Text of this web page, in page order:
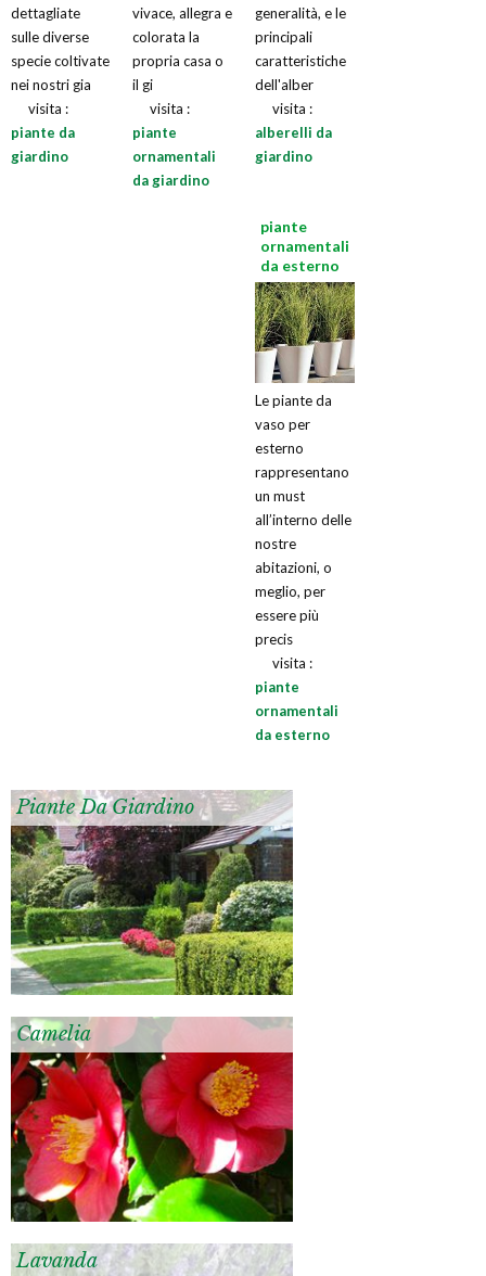
dettagliate
sulle diverse
specie coltivate
nei nostri gia
visita :
piante da
giardino
vivace, allegra e
colorata la
propria casa o
il gi
visita :
piante
ornamentali
da giardino
generalità, e le
principali
caratteristiche
dell'alber
visita :
alberelli da
giardino
piante
ornamentali
da esterno
Le piante da
vaso per
esterno
rappresentano
un must
all’interno delle
nostre
abitazioni, o
meglio, per
essere più
precis
visita :
piante
ornamentali
da esterno
Piante Da Giardino
Camelia
Lavanda